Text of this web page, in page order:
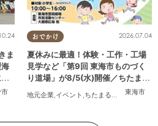
ま
ネタ
おでかけ
東海市
2026.07.04
夏休みに最適！体験・工作・工場
見学など「第9回 東海市ものづく
り道場」が8/5(水)開催／ちたまる
広告
地元企業,イベント ,ちたまる広告 ,親子,家族